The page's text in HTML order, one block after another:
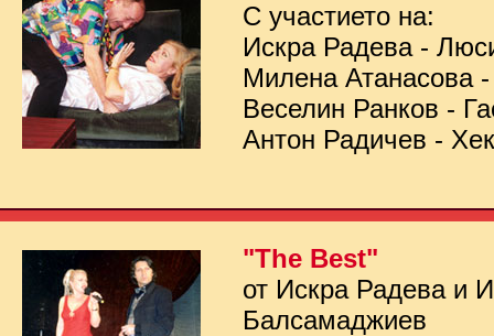
С участието на:
Искра Радева -
Милена Атанасова
Веселин Ранков -
Антон Радичев -
"The Best"
от Искра Радева и
Балсамаджиев